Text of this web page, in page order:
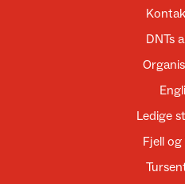
DNTs
Ledige
Fjell og